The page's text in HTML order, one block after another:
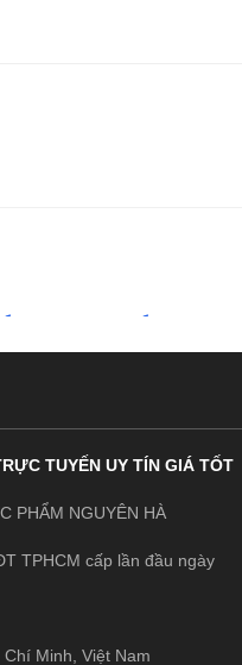
TUYẾN UY TÍN GIÁ TỐT
PHẨM NGUYÊN HÀ
TPHCM cấp lần đầu ngày
Minh, Việt Nam